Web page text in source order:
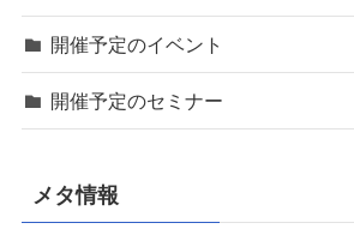
開催予定のイベント
開催予定のセミナー
メタ情報